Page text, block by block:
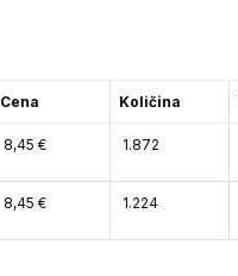
Cena Količina
8,45 € 1.872
8,45 € 1.224